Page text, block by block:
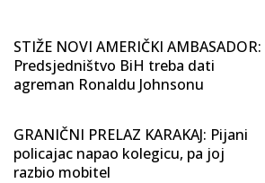
STIŽE NOVI AMERIČKI AMBASADOR:
Predsjedništvo BiH treba dati
agreman Ronaldu Johnsonu
GRANIČNI PRELAZ KARAKAJ: Pijani
policajac napao kolegicu, pa joj
razbio mobitel